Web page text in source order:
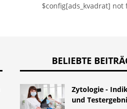
$config[ads_kvadrat] not
BELIEBTE
Zytologie -
und